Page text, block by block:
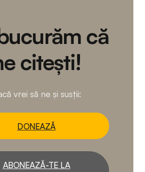
că
citești!
vrei să ne și susții:
DONEAZĂ
ABONEAZĂ-TE LA